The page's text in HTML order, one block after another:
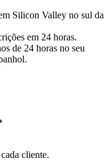
Silicon Valley no sul da
em 24 horas.
de 24 horas no seu
cliente.